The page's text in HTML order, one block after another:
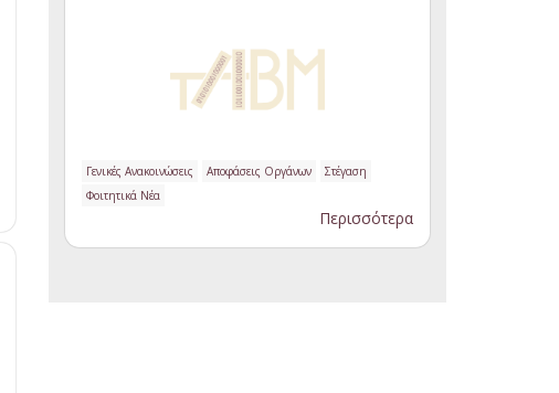
Γενικές Ανακοινώσεις Αποφάσεις Οργάνων
Στέγαση
Φοιτητικά Νέα
Περισσότερα